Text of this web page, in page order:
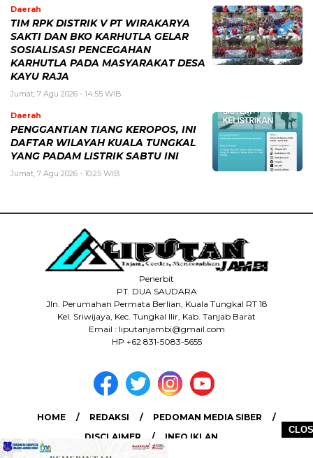
Daerah
TIM RPK DISTRIK V PT WIRAKARYA
SAKTI DAN BKO KARHUTLA GELAR
SOSIALISASI PENCEGAHAN
KARHUTLA PADA MASYARAKAT DESA
KAYU RAJA
Jumat, 7 Agu 2026 - 14:55 WIB
Daerah
PENGGANTIAN TIANG KEROPOS, INI
DAFTAR WILAYAH KUALA TUNGKAL
YANG PADAM LISTRIK SABTU INI
Jumat, 7 Agu 2026 - 10:25 WIB
Penerbit
PT. DUA SAUDARA
Jln. Perumahan Permata Berlian, Kuala Tungkal RT 18
Kel. Sriwijaya, Kec. Tungkal Ilir, Kab. Tanjab Barat
Email : liputanjambi@gmail.com
HP +62 831-5083-5655
HOME REDAKSI
PEDOMAN MEDIA SIBER
DISCLAIMER
INFO IKLAN